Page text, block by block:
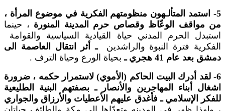
5- استمد المتألـهون منظومتهم الفكرية في موضوع المرأة ،
من مواقف الوعّاظ وقصاص حرم المدينة المنورة ، حينما
استبدل الحرم المدني حياة القيادية السياسية والقوامة
الفكرية فترة النبوة والراشدين
ـ أثر انتقال العاصمة الى
دمشق بعد عام 41 هجري ـ
بحياة الورع وحياة الترف .
6- لقد أدرك البيت الحاكم (الأموي) لاستمرار حكمه ، ضرورة
اشغال أبناء المهاجرين والأنصار ـ بصفتهم البنية الطليعية
للفكر الإسلامي ـ فأغدق عليهم الأعطيات والأرزاق والجواري